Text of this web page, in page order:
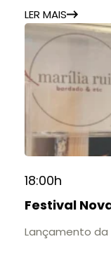
LER MAIS
18:00h
Festival
Lançamento da